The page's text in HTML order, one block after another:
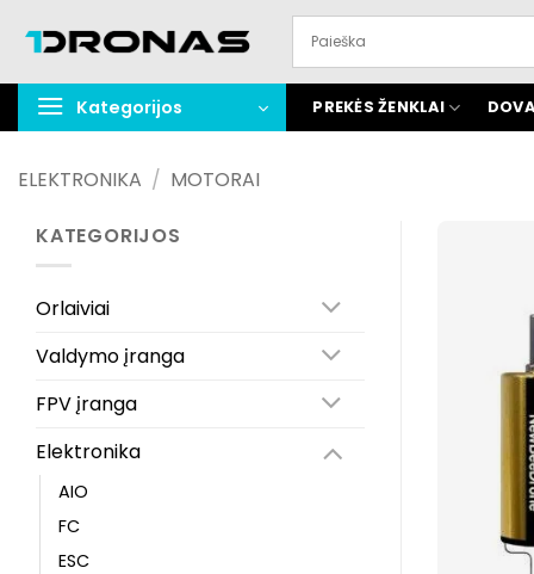
turinį
Kategorijos PREKĖS ŽENKLAI
ELEKTRONIKA / MOTORAI
KATEGORIJOS
Orlaiviai
Valdymo įranga
FPV įranga
Elektronika
AIO
FC
ESC